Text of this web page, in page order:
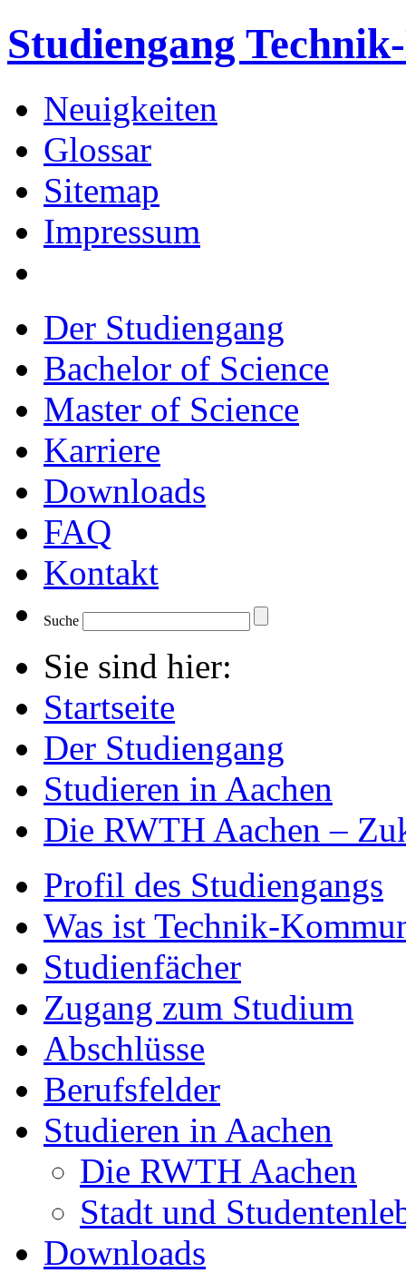
Studiengang
Neuigkeiten
Glossar
Sitemap
Impressum
Der Studiengang
Bachelor of Science
Master of Science
Karriere
Downloads
FAQ
Kontakt
Suche
Sie sind hier:
Startseite
Der Studiengang
Studieren in Aachen
Die RWTH Aachen –
Profil des Studiengangs
Was ist Technik-
Studienfächer
Zugang zum Studium
Abschlüsse
Berufsfelder
Studieren in Aachen
Die RWTH Aachen
Stadt und
Downloads